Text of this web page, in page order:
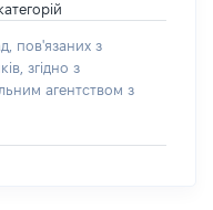
пов'язаних з
згідно з
агентством з